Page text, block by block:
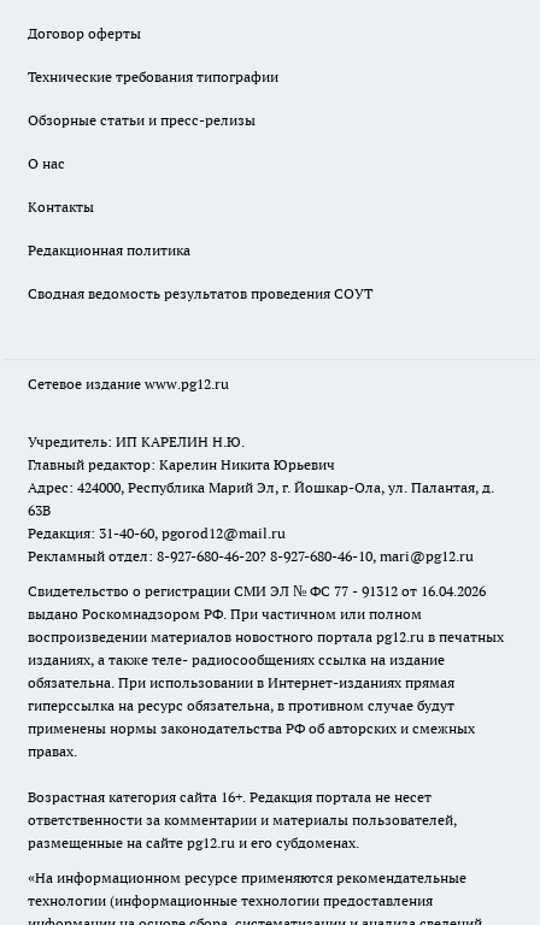
Договор оферты
Технические требования типографии
Обзорные статьи и пресс-релизы
О нас
Контакты
Редакционная политика
Сводная ведомость результатов проведения СОУТ
Сетевое издание www.pg12.ru
Учредитель: ИП КАРЕЛИН Н.Ю.
Главный редактор: Карелин Никита Юрьевич
Адрес: 424000, Республика Марий Эл, г. Йошкар-Ола, ул. Палантая, д.
63В
Редакция: 31-40-60, pgorod12@mail.ru
Рекламный отдел: 8-927-680-46-20? 8-927-680-46-10, mari@pg12.ru
Свидетельство о регистрации СМИ ЭЛ № ФС 77 - 91312 от 16.04.2026
выдано Роскомнадзором РФ. При частичном или полном
воспроизведении материалов новостного портала pg12.ru в печатных
изданиях, а также теле- радиосообщениях ссылка на издание
обязательна. При использовании в Интернет-изданиях прямая
гиперссылка на ресурс обязательна, в противном случае будут
применены нормы законодательства РФ об авторских и смежных
правах.
Возрастная категория сайта 16+. Редакция портала не несет
ответственности за комментарии и материалы пользователей,
размещенные на сайте pg12.ru и его субдоменах.
«На информационном ресурсе применяются рекомендательные
технологии (информационные технологии предоставления